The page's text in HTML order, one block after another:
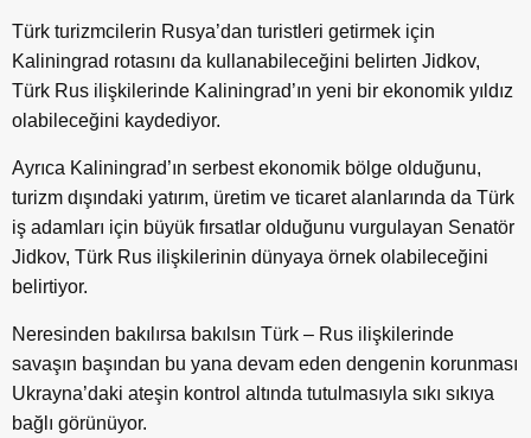
Türk turizmcilerin Rusya’dan turistleri getirmek için
Kaliningrad rotasını da kullanabileceğini belirten Jidkov,
Türk Rus ilişkilerinde Kaliningrad’ın yeni bir ekonomik yıldız
olabileceğini kaydediyor.
Ayrıca Kaliningrad’ın serbest ekonomik bölge olduğunu,
turizm dışındaki yatırım, üretim ve ticaret alanlarında da Türk
iş adamları için büyük fırsatlar olduğunu vurgulayan Senatör
Jidkov, Türk Rus ilişkilerinin dünyaya örnek olabileceğini
belirtiyor.
Neresinden bakılırsa bakılsın Türk – Rus ilişkilerinde
savaşın başından bu yana devam eden dengenin korunması
Ukrayna’daki ateşin kontrol altında tutulmasıyla sıkı sıkıya
bağlı görünüyor.